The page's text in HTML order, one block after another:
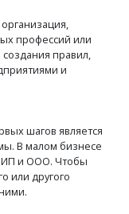
профессий или
правил,
и
шагов является
В малом бизнесе
ИП и ООО. Чтобы
или другого